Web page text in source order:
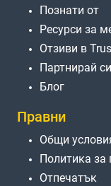
Познати от
Ресурси за
Отзиви в
Партнирай
Блог
Правни
Общи
Политика за
Отпечатък